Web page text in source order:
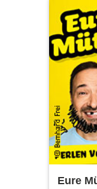
Eure